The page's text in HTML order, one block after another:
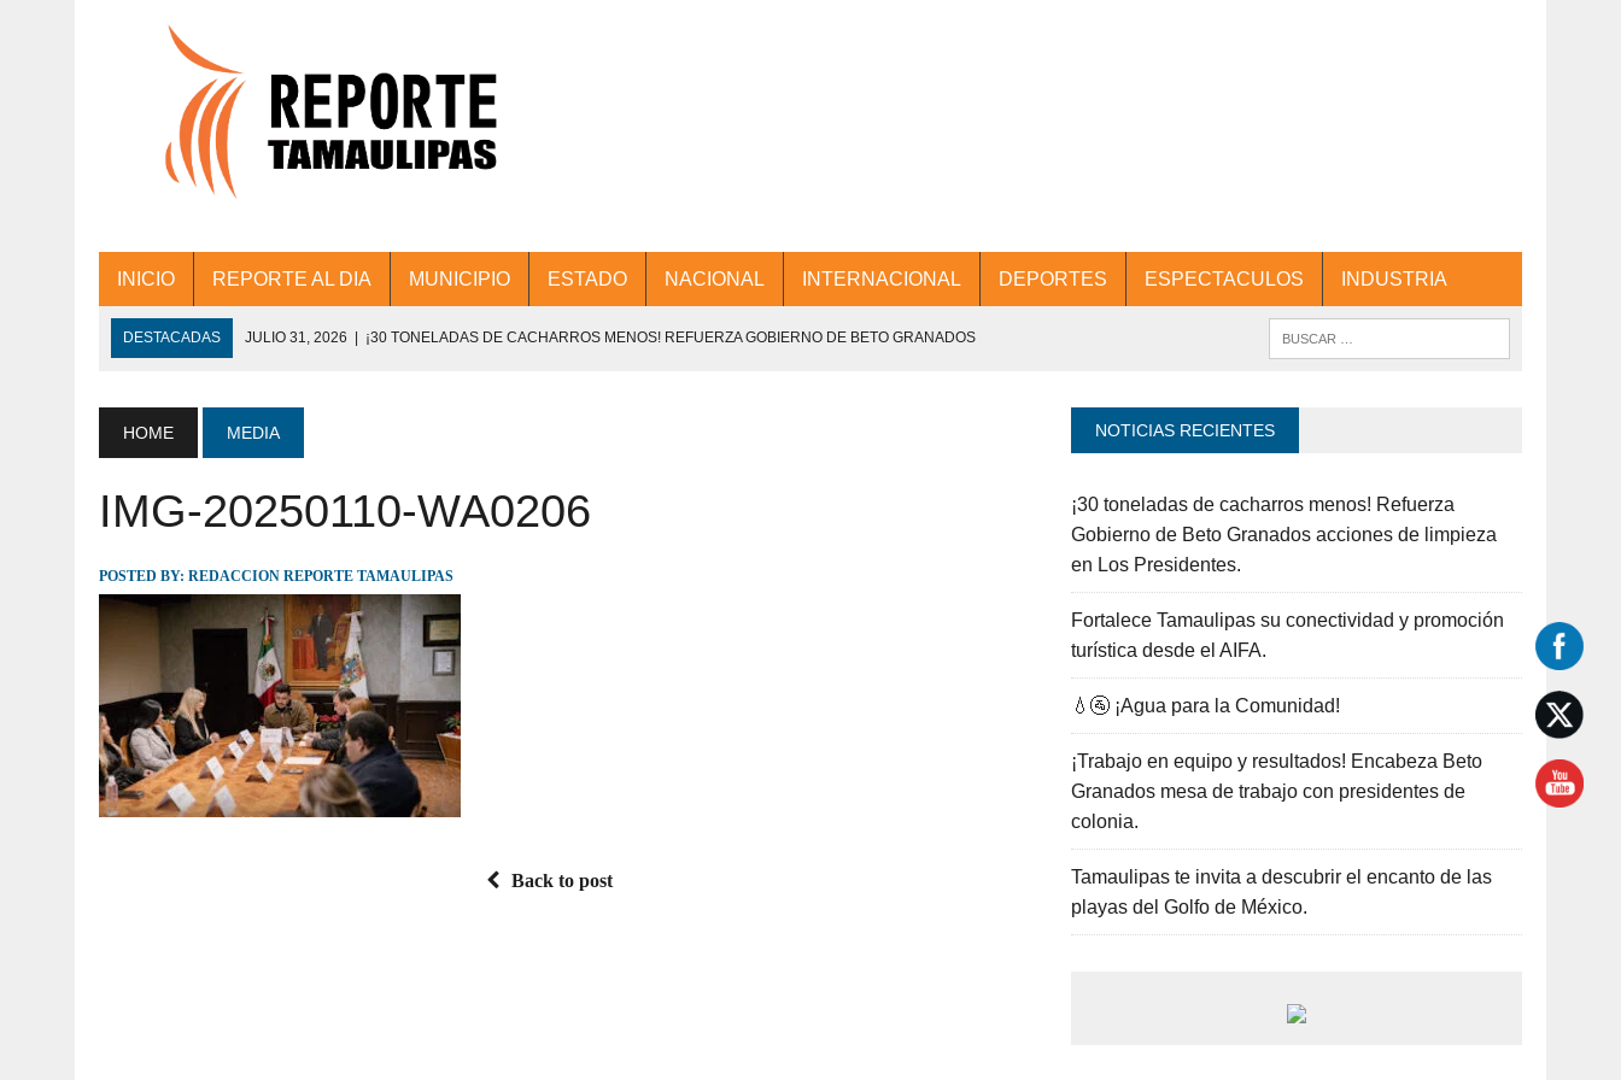
INICIO REPORTE AL DIA MUNICIPIO ESTADO NACIONAL INTERNACIONAL DEPORTES ESPECTACULOS INDUSTRIA
DESTACADAS JULIO 31, 2026 | ¡30 TONELADAS DE CACHARROS MENOS! REFUERZA GOBIERNO DE BETO GRANADOS
JULIO 30, 2026 | 💧🚰 ¡AGUA PARA LA COMUNIDAD!
JULIO 30, 2026 | ¡TRABAJO EN EQUIPO Y RESULTADOS! ENCABEZA BETO GRANADOS MESA DE TRABAJO CON PRESIDENTES
JULIO 30, 2026 | TAMAULIPAS TE INVITA A DESCUBRIR EL ENCANTO DE LAS PLAYAS DEL GOLFO DE MÉXICO.
HOME MEDIA
IMG-20250110-WA0206
POSTED BY: REDACCION REPORTE TAMAULIPAS
Back to post
NOTICIAS RECIENTES
¡30 toneladas de cacharros menos! Refuerza
Gobierno de Beto Granados acciones de limpieza
en Los Presidentes.
Fortalece Tamaulipas su conectividad y promoción
turística desde el AIFA.
💧🚰 ¡Agua para la Comunidad!
¡Trabajo en equipo y resultados! Encabeza Beto
Granados mesa de trabajo con presidentes de
colonia.
Tamaulipas te invita a descubrir el encanto de las
playas del Golfo de México.